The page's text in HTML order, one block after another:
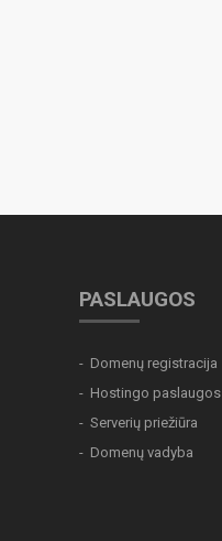
PASLAUGOS
Domenų registracija
Hostingo paslaugos
Serverių priežiūra
Domenų vadyba